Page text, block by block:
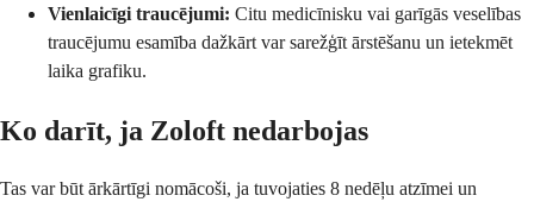
Vienlaicīgi traucējumi: Citu medicīnisku vai garīgās veselības
traucējumu esamība dažkārt var sarežģīt ārstēšanu un ietekmēt
laika grafiku.
Ko darīt, ja Zoloft nedarbojas
Tas var būt ārkārtīgi nomācoši, ja tuvojaties 8 nedēļu atzīmei un